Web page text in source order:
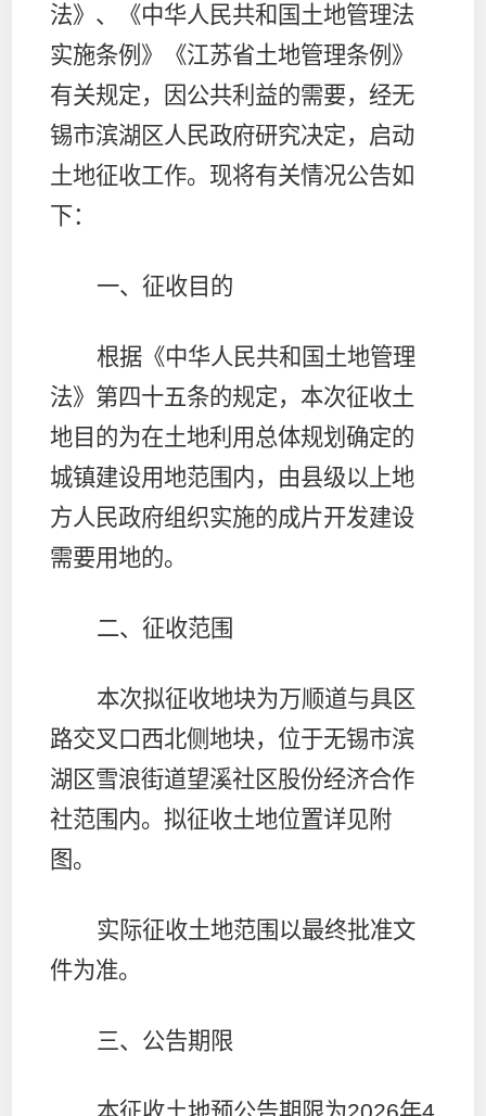
法》、《中华人民共和国土地管理法
实施条例》《江苏省土地管理条例》
有关规定，因公共利益的需要，经无
锡市滨湖区人民政府研究决定，启动
土地征收工作。现将有关情况公告如
下：
一、征收目的
根据《中华人民共和国土地管理
法》第四十五条的规定，本次征收土
地目的为在土地利用总体规划确定的
城镇建设用地范围内，由县级以上地
方人民政府组织实施的成片开发建设
需要用地的。
二、征收范围
本次拟征收地块为万顺道与具区
路交叉口西北侧地块，位于无锡市滨
湖区雪浪街道望溪社区股份经济合作
社范围内。拟征收土地位置详见附
图。
实际征收土地范围以最终批准文
件为准。
三、公告期限